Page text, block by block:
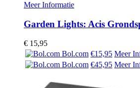
Meer Informatie
Garden Lights: Acis
€ 15,95
Bol.com €15,95 Meer
Bol.com €45,95 Meer